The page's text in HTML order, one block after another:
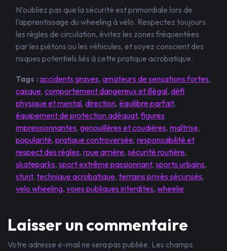
N’oubliez pas que la sécurité est primordiale lors de
l’apprentissage du wheeling à vélo. Respectez toujours
les règles de circulation, évitez les zones fréquentées
par les piétons ou les véhicules, et soyez conscient des
risques potentiels liés à cette pratique acrobatique.
Tags :accidents graves, amateurs de sensations fortes,
casque, comportement dangereux et illégal, défi
physique et mental, direction, équilibre parfait,
équipement de protection adéquat,figures
impressionnantes, genouillères et coudières, maîtrise,
popularité, pratique controversée, responsabilité et
respect des règles, roue arrière, sécurité routière,
skateparks, sport extrême passionnant, sports urbains,
stunt, technique acrobatique, terrains privés sécurisés,
velo wheeling, voies publiques interdites, wheelie
Laisser un commentaire
Votre adresse e-mail ne sera pas publiée. Les champs